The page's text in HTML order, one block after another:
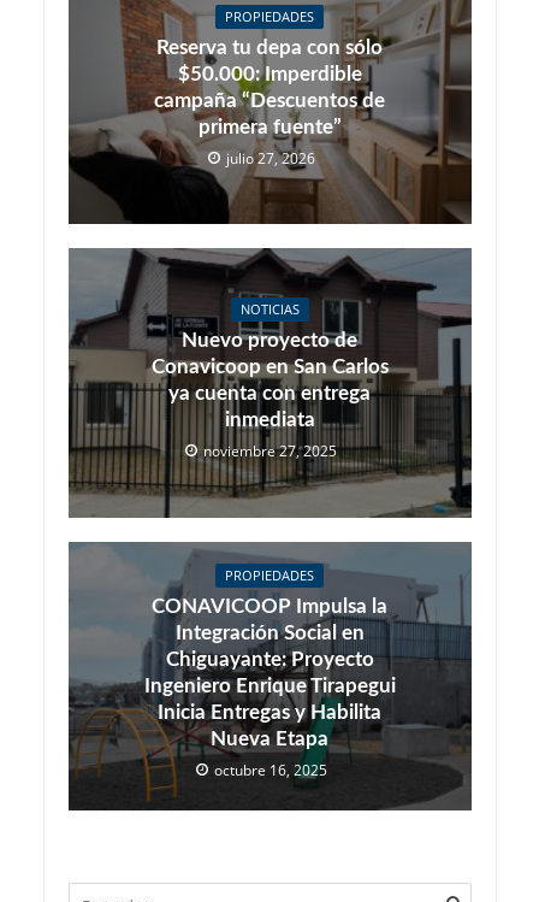
PROPIEDADES
Reserva tu depa con sólo
$50.000: Imperdible
campaña “Descuentos de
primera fuente”
julio 27, 2026
NOTICIAS
Nuevo proyecto de
Conavicoop en San Carlos
ya cuenta con entrega
inmediata
noviembre 27, 2025
PROPIEDADES
CONAVICOOP Impulsa la
Integración Social en
Chiguayante: Proyecto
Ingeniero Enrique Tirapegui
Inicia Entregas y Habilita
Nueva Etapa
octubre 16, 2025